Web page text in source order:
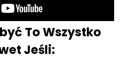
To Wszystko
Jeśli: